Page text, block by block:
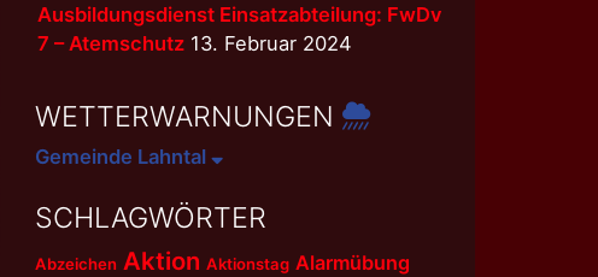
Ausbildungsdienst Einsatzabteilung: FwDv
7 – Atemschutz 13. Februar 2024
WETTERWARNUNGEN
Gemeinde Lahntal
SCHLAGWÖRTER
Abzeichen Aktion Aktionstag Alarmübung